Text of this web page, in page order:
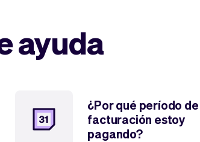
ayuda
¿Por qué período de
facturación estoy
pagando?